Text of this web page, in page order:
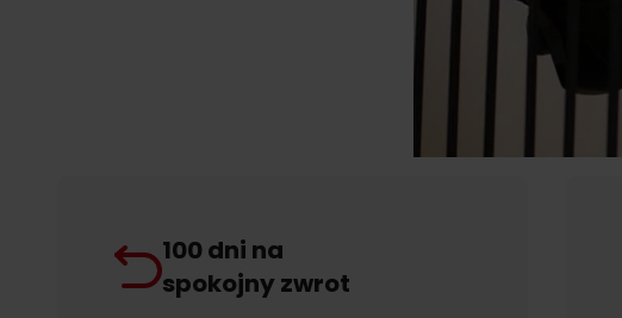
100 dni na
spokojny zwrot